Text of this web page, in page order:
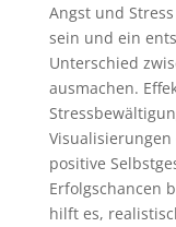
Angst und
sein und ein
Unterschied
ausmachen.
positive
Erfolgschancen
hilft es,